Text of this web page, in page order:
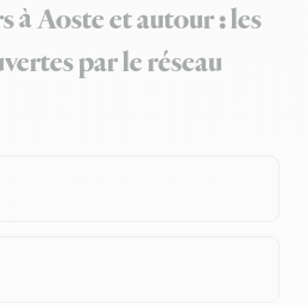
à Aoste et autour : les
par le réseau